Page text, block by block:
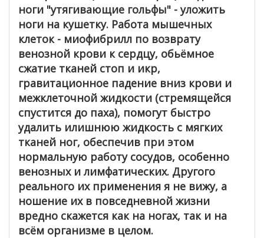
ноги "утягивающие гольфы" - уложить
ноги на кушетку. Работа мышечных
клеток - миофибрилл по возврату
венозной крови к сердцу, обьёмное
сжатие тканей стоп и икр,
гравитационное падение вниз крови и
межклеточной жидкости (стремящейся
спустится до паха), помогут быстро
удалить илишнюю жидкость с мягких
тканей ног, обеспечив при этом
нормальную работу сосудов, особенно
венозных и лимфатических. Другого
реального их применения я не вижу, а
ношение их в повседневной жизни
вредно скажется как на ногах, так и на
всём организме в целом.